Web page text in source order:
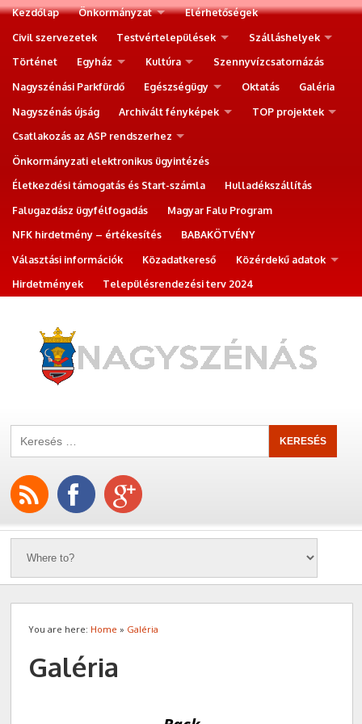
Kezdőlap Önkormányzat
Elérhetőségek
Civil szervezetek
Testvértelepülések
Szálláshelyek
Történet
Egyház Kultúra
Szennyvízcsatornázás
Nagyszénási Parkfürdő
Egészségügy Oktatás
Galéria
Nagyszénás újság
Archivált fényképek
TOP projektek
Csatlakozás az ASP rendszerhez
Önkormányzati elektronikus ügyintézés
Életkezdési támogatás és Start-számla
Hulladékszállítás
Falugazdász ügyfélfogadás
Magyar Falu Program
NFK hirdetmény – értékesítés
BABAKÖTVÉNY
Választási információk
Közadatkereső
Közérdekű adatok
Hirdetmények
Településrendezési terv 2024
You are here: Home » Galéria
Galéria